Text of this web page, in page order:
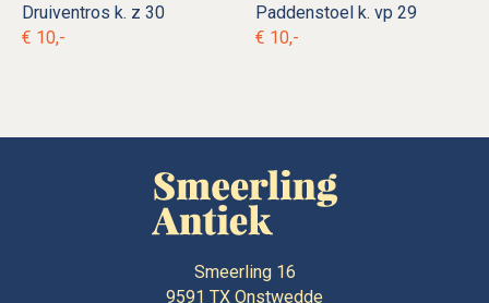
Druiventros k. z 30
€ 10,-
Paddenstoel k. vp 29
€ 10,-
Smeerling 16
9591 TX Onstwedde